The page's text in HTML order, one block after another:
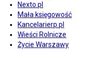
Nexto.pl
Mała księgowość
Kancelarierp.pl
Wieści Rolnicze
Życie Warszawy